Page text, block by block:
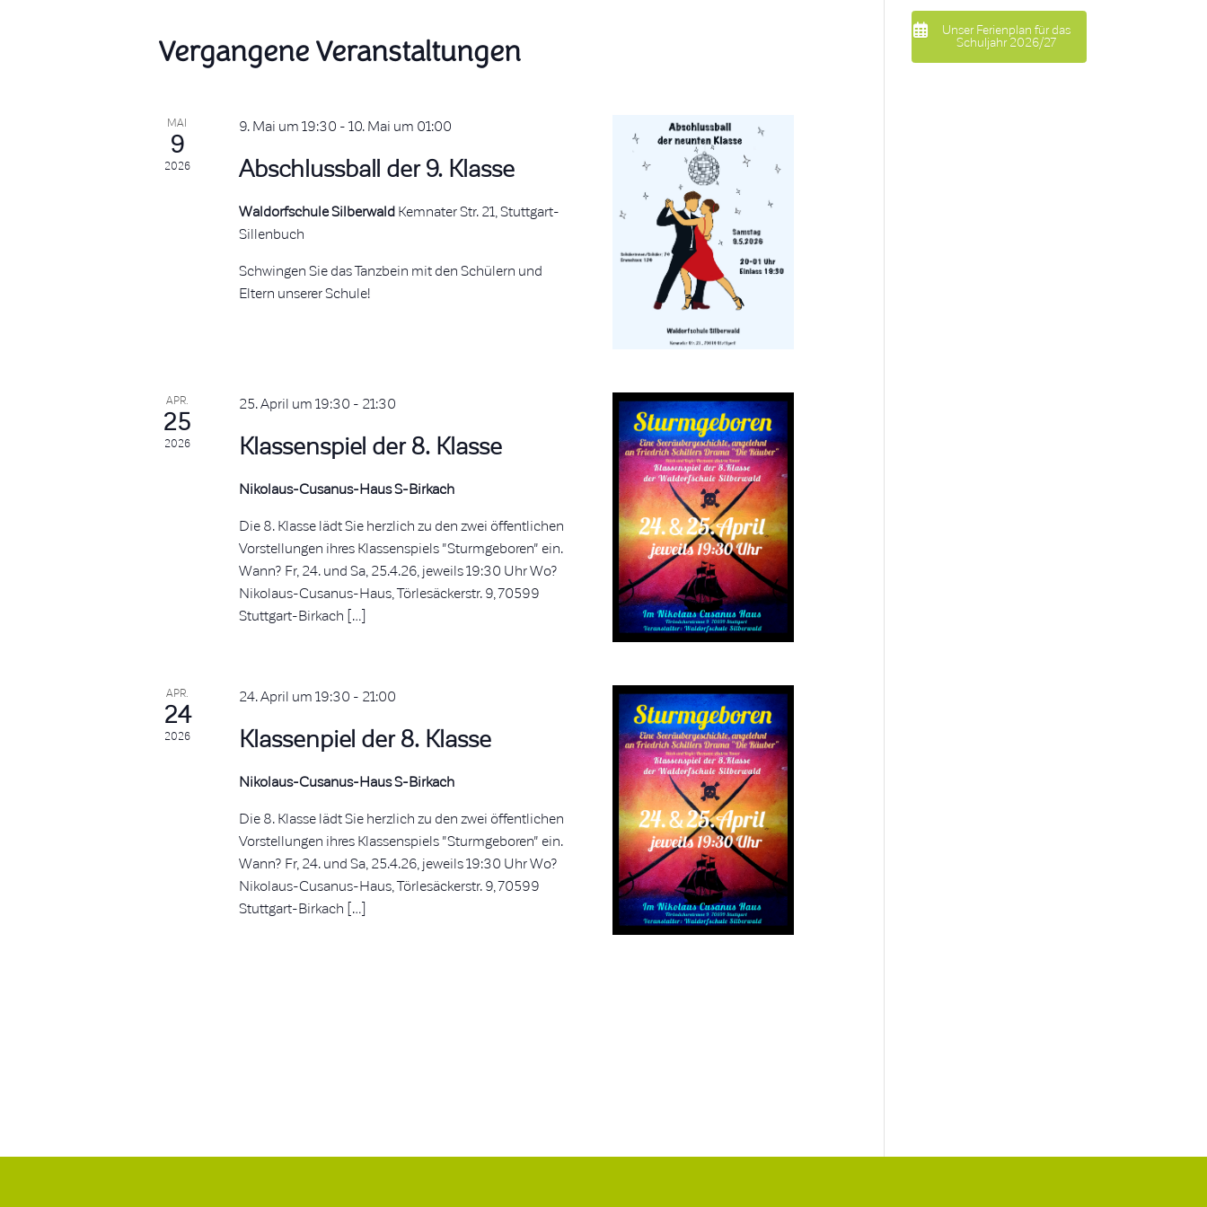
Vergangene Veranstaltungen
MAI
9
2026
9. Mai um 19:30 -10. Mai um 01:00
Abschlussball der 9. Klasse
Waldorfschule Silberwald Kemnater Str. 21, Stuttgart-
Sillenbuch
Schwingen Sie das Tanzbein mit den Schülern und
Eltern unserer Schule!
APR.
25
2026
25. April um 19:30 - 21:30
Klassenspiel der 8. Klasse
Nikolaus-Cusanus-Haus S-Birkach
Die 8. Klasse lädt Sie herzlich zu den zwei öffentlichen
Vorstellungen ihres Klassenspiels "Sturmgeboren" ein.
Wann? Fr, 24. und Sa, 25.4.26, jeweils 19:30 Uhr Wo?
Nikolaus-Cusanus-Haus, Törlesäckerstr. 9, 70599
Stuttgart-Birkach […]
APR.
24
2026
24. April um 19:30 - 21:00
Klassenpiel der 8. Klasse
Nikolaus-Cusanus-Haus S-Birkach
Die 8. Klasse lädt Sie herzlich zu den zwei öffentlichen
Vorstellungen ihres Klassenspiels "Sturmgeboren" ein.
Wann? Fr, 24. und Sa, 25.4.26, jeweils 19:30 Uhr Wo?
Nikolaus-Cusanus-Haus, Törlesäckerstr. 9, 70599
Stuttgart-Birkach […]
Unser Ferienplan für das
Schuljahr 2026/27